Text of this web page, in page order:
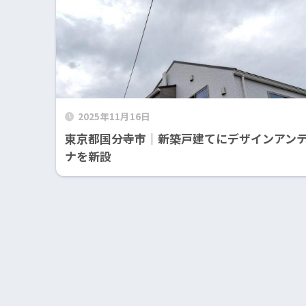
2025年11月16日
東京都国分寺市｜新築戸建てにデザインアン
ナを新設